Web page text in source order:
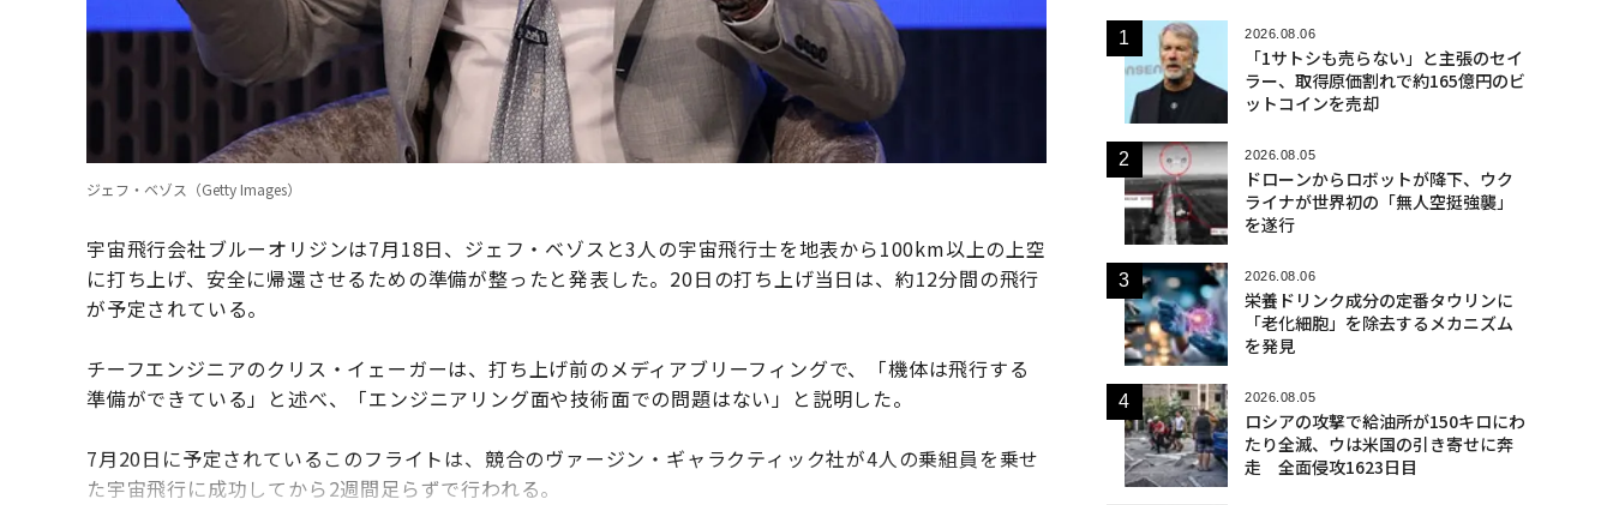
ジェフ・ベゾス（Getty Images）
宇宙飛行会社ブルーオリジンは7月18日、ジェフ・ベゾスと3人の宇宙飛行士を地表から100km以上の上空
に打ち上げ、安全に帰還させるための準備が整ったと発表した。20日の打ち上げ当日は、約12分間の飛行
が予定されている。
チーフエンジニアのクリス・イェーガーは、打ち上げ前のメディアブリーフィングで、「機体は飛行する
準備ができている」と述べ、「エンジニアリング面や技術面での問題はない」と説明した。
7月20日に予定されているこのフライトは、競合のヴァージン・ギャラクティック社が4人の乗組員を乗せ
た宇宙飛行に成功してから2週間足らずで行われる。
2026.08.06
「1サトシも売らない」と主張のセイ
ラー、取得原価割れで約165億円のビ
ットコインを売却
2026.08.05
ドローンからロボットが降下、ウク
ライナが世界初の「無人空挺強襲」
を遂行
2026.08.06
栄養ドリンク成分の定番タウリンに
「老化細胞」を除去するメカニズム
を発見
2026.08.05
ロシアの攻撃で給油所が150キロにわ
たり全滅、ウは米国の引き寄せに奔
走 全面侵攻1623日目